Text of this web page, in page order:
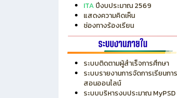
ITAปีงบประมาณ 2567
ITAปีงบประมาณ 2568
ปีงบประมาณ 2569
แสดงความคิดเห็น
ช่องทางร้องเรียน